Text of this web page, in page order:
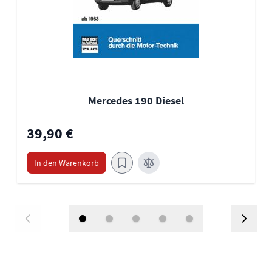
Mercedes 190 Diesel
39,90 €
In den Warenkorb